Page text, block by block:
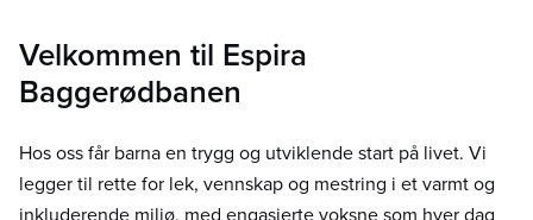
Velkommen til Espira
Baggerødbanen
Hos oss får barna en trygg og utviklende start på livet. Vi
legger til rette for lek, vennskap og mestring i et varmt og
inkluderende miljø, med engasjerte voksne som hver dag